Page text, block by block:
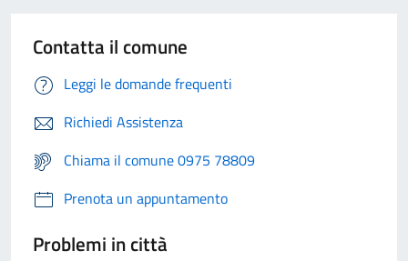
Contatta il comune
Leggi le domande frequenti
Richiedi Assistenza
Chiama il comune 0975 78809
Prenota un appuntamento
Problemi in città